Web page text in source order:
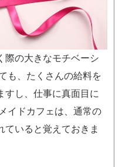
際の大きなモチベーシ
も、たくさんの給料を
すし、仕事に真面目に
イドカフェは、通常の
ていると覚えておきま